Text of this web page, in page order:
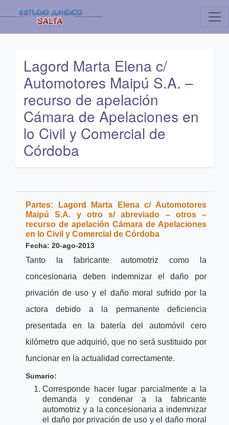
Lagord Marta Elena c/
Automotores Maipú S.A. –
recurso de apelación
Cámara de Apelaciones en
lo Civil y Comercial de
Córdoba
Partes: Lagord Marta Elena c/ Automotores
Maipú S.A. y otro s/ abreviado – otros –
recurso de apelación Cámara de Apelaciones
en lo Civil y Comercial de Córdoba
Fecha: 20-ago-2013
Tanto la fabricante automotriz como la
concesionaria deben indemnizar el daño por
privación de uso y el daño moral sufrido por la
actora debido a la permanente deficiencia
presentada en la batería del automóvil cero
kilómetro que adquirió, que no será sustituido por
funcionar en la actualidad correctamente.
Sumario:
Corresponde hacer lugar parcialmente a la
demanda y condenar a la fabricante
automotriz y a la concesionaria a indemnizar
el daño por privación de uso y el daño moral